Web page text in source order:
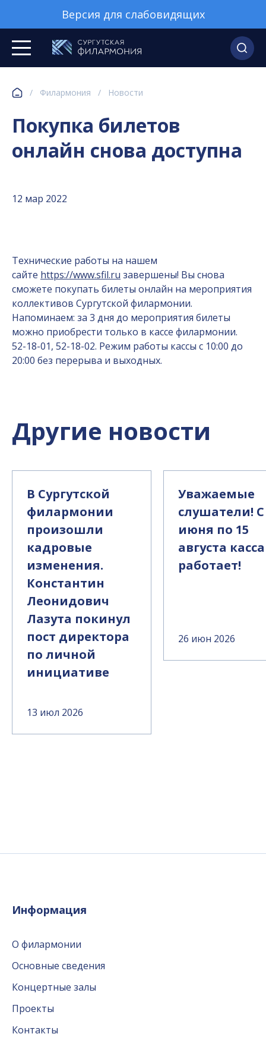
Версия для слабовидящих
/ Филармония / Новости
Покупка билетов
онлайн снова доступна
12 мар 2022
Технические работы на нашем
сайте https://www.sfil.ru завершены! Вы снова
сможете покупать билеты онлайн на мероприятия
коллективов Сургутской филармонии.
Напоминаем: за 3 дня до мероприятия билеты
можно приобрести только в кассе филармонии.
52-18-01, 52-18-02. Режим работы кассы с 10:00 до
20:00 без перерыва и выходных.
Другие новости
В Сургутской
филармонии
произошли
кадровые
изменения.
Константин
Леонидович
Лазута покинул
пост директора
по личной
инициативе
13 июл 2026
Уважаемые
слушатели! С
июня по 15
августа
работает!
26 июн 2026
Информация
О филармонии
Основные сведения
Концертные залы
Проекты
Контакты